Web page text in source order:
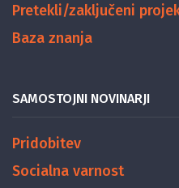
Pretekli/zaključeni
Baza znanja
SAMOSTOJNI NOVINARJI
Pridobitev
Socialna varnost